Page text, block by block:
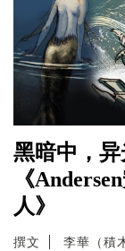
黑暗中，
《
人》
撰文 李華（積